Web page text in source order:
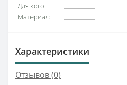
Для кого:
Материал:
Характеристики
Отзывов (0)